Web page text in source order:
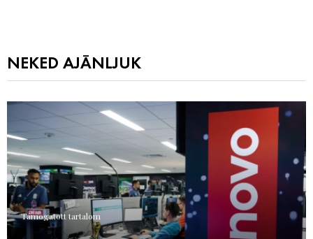
NEKED AJÁNLJUK
Támogatott tartalom